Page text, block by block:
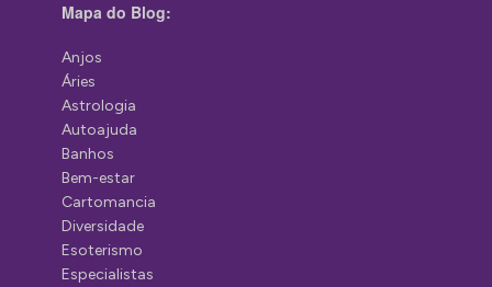
Mapa do Blog:
Anjos
Áries
Astrologia
Autoajuda
Banhos
Bem-estar
Cartomancia
Diversidade
Esoterismo
Especialistas